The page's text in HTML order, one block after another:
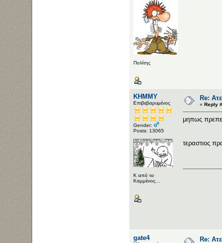
Πολίτης
ΚΗΜΜΥ
Επιβεβαρυμένος
Gender:
Posts: 13065
Κ από το
Καμμένος...
Re:
« Reply
μηπως
τεραστιος
gate4 Re: